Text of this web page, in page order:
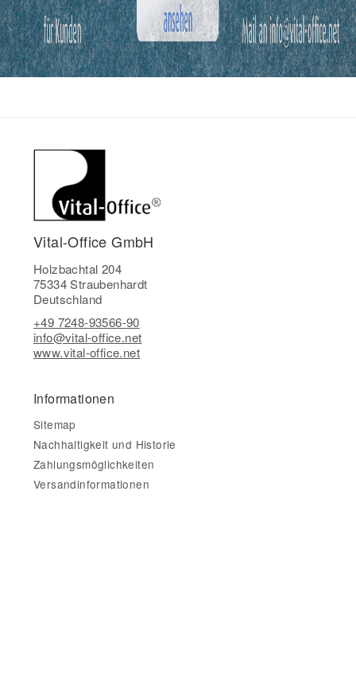
Vital-Office GmbH
Holzbachtal 204
75334 Straubenhardt
Deutschland
+49 7248-93566-90
info@vital-office.net
www.vital-office.net
Informationen
Sitemap
Nachhaltigkeit und Historie
Zahlungsmöglichkeiten
Versandinformationen